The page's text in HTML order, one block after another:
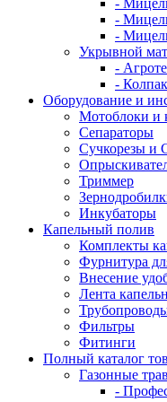
-
-
-
Укрывной
-
-
Оборудование и
Мотоблоки и
Сепараторы
Сучкорезы и
Триммер
Инкубаторы
Капельный полив
Комплекты
Фурнитура
Внесение
Лента
Фильтры
Фитинги
Полный каталог
Газонные
-